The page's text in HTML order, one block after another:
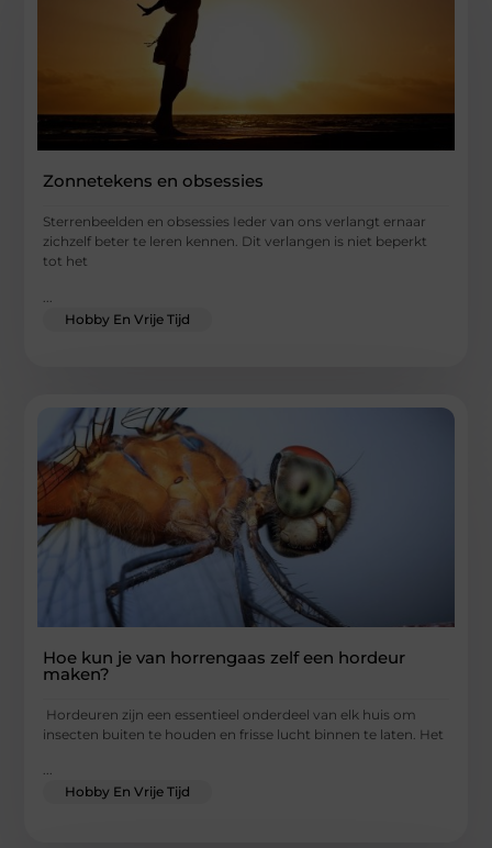
Zonnetekens en obsessies
Sterrenbeelden en obsessies Ieder van ons verlangt ernaar
zichzelf beter te leren kennen. Dit verlangen is niet beperkt
tot het
Hobby En Vrije Tijd
Hoe kun je van horrengaas zelf een hordeur
maken?
Hordeuren zijn een essentieel onderdeel van elk huis om
insecten buiten te houden en frisse lucht binnen te laten. Het
Hobby En Vrije Tijd